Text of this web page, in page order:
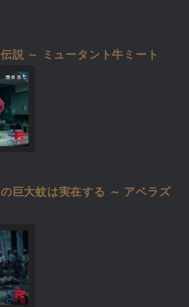
説 ～ ミュータント牛ミート
巨大蚊は実在する ～ アベラズ